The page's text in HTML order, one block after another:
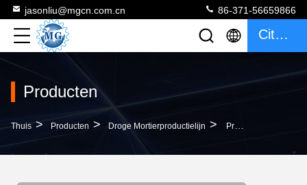
jasonliu@mgcn.com.cn 86-371-56659866
Citaat
Producten
Thuis > Producten > Droge Mortierproductielijn > Professionele Droge Mortierproductielijn Drie Roterende Zand Drogere Hoge Prestaties